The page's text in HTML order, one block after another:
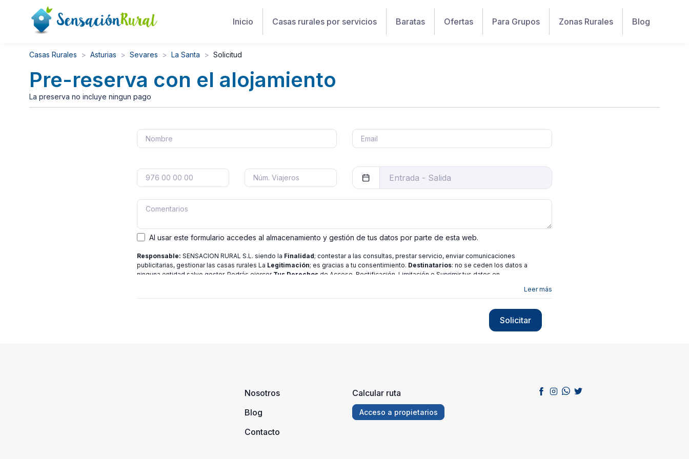
Inicio Casas rurales por servicios Baratas Ofertas Para Grupos Zonas Rurales Blog
Casas Rurales Asturias Sevares La Santa Solicitud
Pre-reserva con el alojamiento
La preserva no incluye ningun pago
Al usar este formulario accedes al almacenamiento y gestión de tus datos por parte de esta web.
Responsable: SENSACION RURAL S.L. siendo la Finalidad; contestar a las consultas, prestar servicio, enviar comunicaciones
publicitarias, gestionar las casas rurales La Legitimación; es gracias a tu consentimiento. Destinatarios: no se ceden los datos a
ninguna entidad salvo gestor. Podrás ejercer Tus Derechos de Acceso, Rectificación, Limitación o Suprimir tus datos en
Leer más
Solicitar
Nosotros
Blog
Contacto
Calcular ruta
Acceso a propietarios